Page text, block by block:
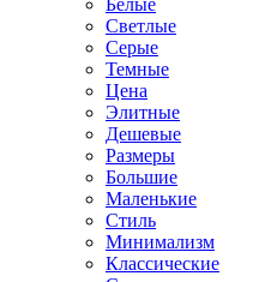
Белые
Светлые
Серые
Темные
Цена
Элитные
Дешевые
Размеры
Большие
Маленькие
Стиль
Минимализм
Классические